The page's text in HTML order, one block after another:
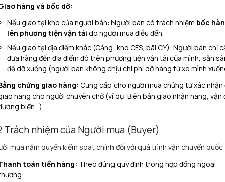
hàng và bốc dỡ:
Nếu giao tại kho của người bán: Người bán có trách nhiệm bốc
lên phương tiện vận tải do người mua điều đến.
Nếu giao tại địa điểm khác (Cảng, kho CFS, bãi CY): Người bán chỉ
đưa hàng đến địa điểm đó trên phương tiện vận tải của mình, sẵn
để dỡ xuống (người bán không chịu chi phí dỡ hàng từ xe mình
chứng giao hàng: Cung cấp cho người mua chứng từ xác nhận
hàng cho người chuyên chở (ví dụ: Biên bản giao nhận hàng, vận
biển…).
Trách nhiệm của Người mua (Buyer)
mua nắm quyền kiểm soát chính đối với quá trình vận chuyển quốc
toán tiền hàng: Theo đúng quy định trong hợp đồng ngoại